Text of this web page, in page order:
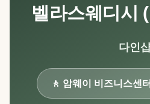
벨라스웨디시
다인
🚶 암웨이 비즈니스센